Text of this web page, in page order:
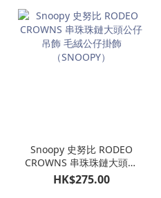
Snoopy 史努比 RODEO
CROWNS 串珠珠鏈大頭公
仔吊飾 毛絨公仔掛飾
（SNOOPY）
HK$275.00